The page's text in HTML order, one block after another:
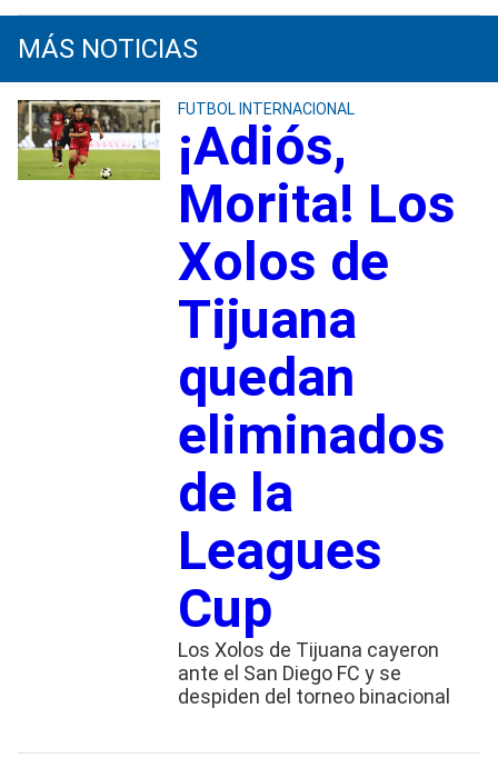
MÁS NOTICIAS
FUTBOL INTERNACIONAL
¡Adiós,
Morita! Los
Xolos de
Tijuana
quedan
eliminados
de la
Leagues
Cup
Los Xolos de Tijuana cayeron
ante el San Diego FC y se
despiden del torneo binacional